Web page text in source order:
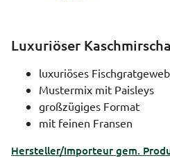
Luxuriöser
luxuriöses
Mustermix mit Paisleys
großzügiges Format
mit feinen Fransen
Hersteller/Importeur gem.